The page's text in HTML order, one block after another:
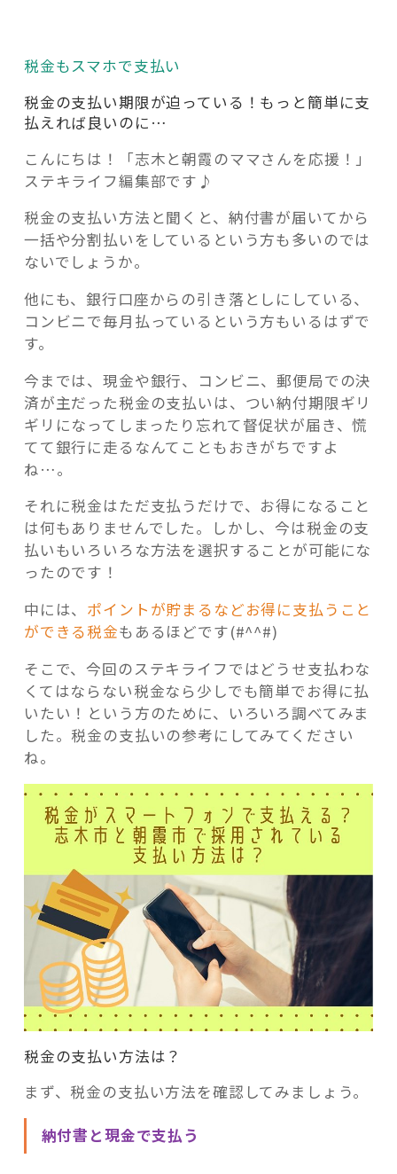
コーディネーター紹介
これからの暮らし 住み替え相談
記事検索
税金もスマホで支払い
税金の支払い期限が迫っている！もっと簡単に支
払えれば良いのに…
こんにちは！「志木と朝霞のママさんを応援！」
ステキライフ編集部です♪
税金の支払い方法と聞くと、納付書が届いてから
一括や分割払いをしているという方も多いのでは
ないでしょうか。
他にも、銀行口座からの引き落としにしている、
コンビニで毎月払っているという方もいるはずで
す。
今までは、現金や銀行、コンビニ、郵便局での決
済が主だった税金の支払いは、つい納付期限ギリ
ギリになってしまったり忘れて督促状が届き、慌
てて銀行に走るなんてこともおきがちですよ
ね…。
それに税金はただ支払うだけで、お得になること
は何もありませんでした。しかし、今は税金の支
払いもいろいろな方法を選択することが可能にな
ったのです！
中には、 ポイントが貯まるなどお得に支払うこと
ができる税金もあるほどです(#^^#)
そこで、今回のステキライフではどうせ支払わな
くてはならない税金なら少しでも簡単でお得に払
いたい！という方のために、いろいろ調べてみま
した。税金の支払いの参考にしてみてください
ね。
税金の支払い方法は？
まず、税金の支払い方法を確認してみましょう。
納付書と現金で支払う